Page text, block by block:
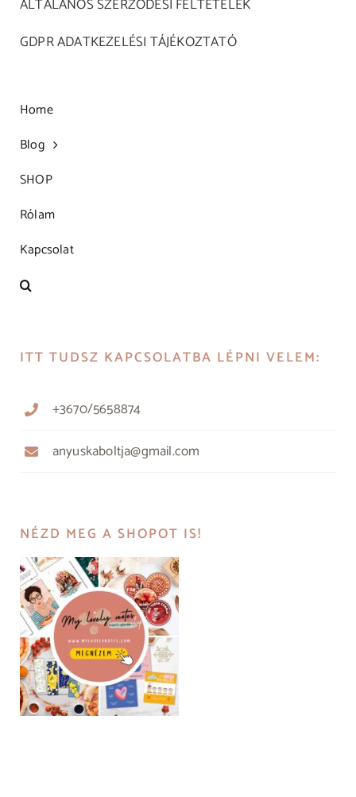
ÁLTALÁNOS SZERZŐDÉSI FELTÉTELEK
GDPR ADATKEZELÉSI TÁJÉKOZTATÓ
Home
Blog
SHOP
Rólam
Kapcsolat
ITT TUDSZ KAPCSOLATBA LÉPNI VELEM:
+3670/5658874
anyuskaboltja@gmail.com
NÉZD MEG A SHOPOT IS!